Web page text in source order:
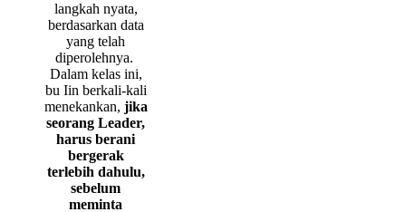
langkah nyata,
berdasarkan data
yang telah
diperolehnya.
Dalam kelas ini,
bu Iin berkali-kali
menekankan, jika
seorang Leader,
harus berani
bergerak
terlebih dahulu,
sebelum
meminta